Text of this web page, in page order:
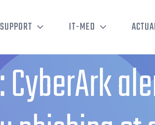
IT-MED
CyberArk